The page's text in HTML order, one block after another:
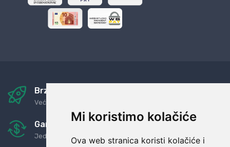
Mi koristimo kolačiće
Ova web stranica koristi kolačiće i
Brza i sigurna dostava
Već za nekoliko dana kod vas
Garancija u povrat novaca
Jednostavno pravilo: Roba za novac